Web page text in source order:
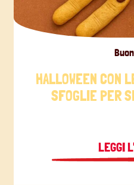
HALLOWEEN CON
SFOGLIE PER
LEGGI